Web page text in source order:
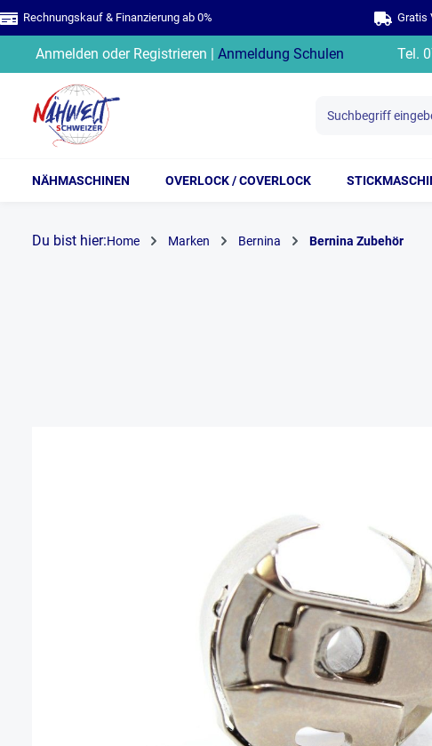
Zur Hauptnavigation springen
Rechnungskauf & Finanzierung ab 0% Gratis
Anmelden oder Registrieren | Anmeldung Schulen Tel.
NÄHMASCHINEN OVERLOCK / COVERLOCK
Du bist hier:Home Marken Bernina Bernina Zubehör